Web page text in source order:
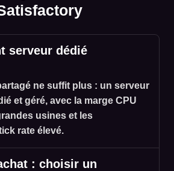
serveur dédié
ne suffit plus : un serveur
et géré, avec la marge CPU
usines et les
rate élevé.
: choisir un